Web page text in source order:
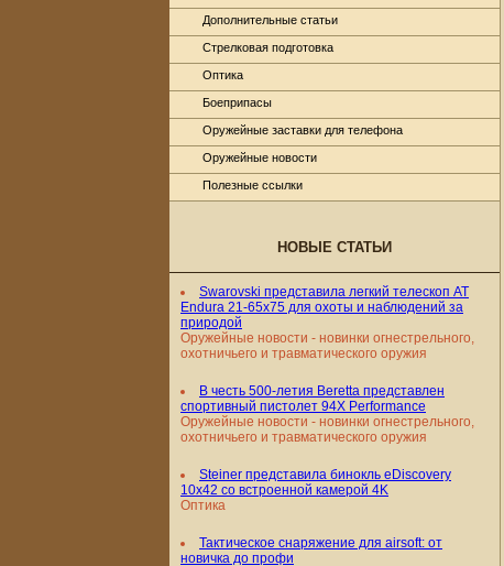
Дополнительные статьи
Стрелковая подготовка
Оптика
Боеприпасы
Оружейные заставки для телефона
Оружейные новости
Полезные ссылки
НОВЫЕ СТАТЬИ
Swarovski представила легкий телескоп AT
Endura 21-65x75 для охоты и наблюдений за
природой
Оружейные новости - новинки огнестрельного,
охотничьего и травматического оружия
В честь 500-летия Beretta представлен
спортивный пистолет 94X Performance
Оружейные новости - новинки огнестрельного,
охотничьего и травматического оружия
Steiner представила бинокль eDiscovery
10x42 со встроенной камерой 4K
Оптика
Тактическое снаряжение для airsoft: от
новичка до профи